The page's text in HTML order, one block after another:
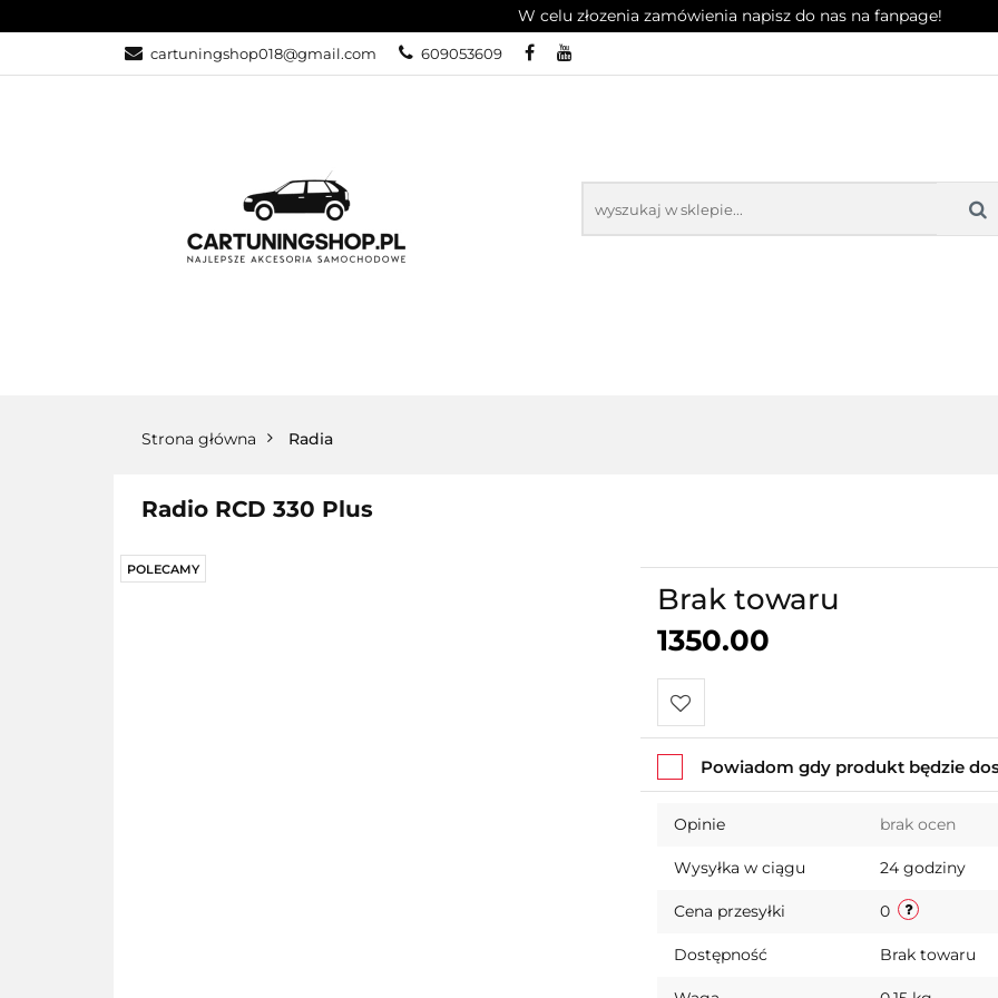
W celu złozenia zamówienia napisz do nas na fanpage!
cartuningshop018@gmail.com 609053609 OŚWIETLENIE
Strona główna Radia
Radio RCD 330 Plus
POLECAMY
Brak towaru
1350.00
Do
przechowalni
Powiadom gdy produkt będzie
Opinie brak ocen
Wysyłka w ciągu 24 godziny
Cena przesyłki 0
Dostępność Brak towaru